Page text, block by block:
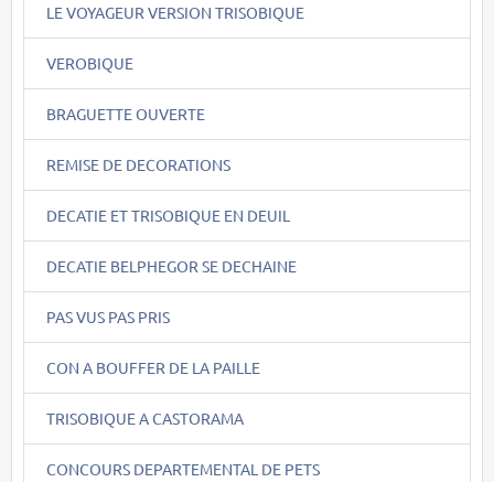
LE VOYAGEUR VERSION TRISOBIQUE
VEROBIQUE
BRAGUETTE OUVERTE
REMISE DE DECORATIONS
DECATIE ET TRISOBIQUE EN DEUIL
DECATIE BELPHEGOR SE DECHAINE
PAS VUS PAS PRIS
CON A BOUFFER DE LA PAILLE
TRISOBIQUE A CASTORAMA
CONCOURS DEPARTEMENTAL DE PETS